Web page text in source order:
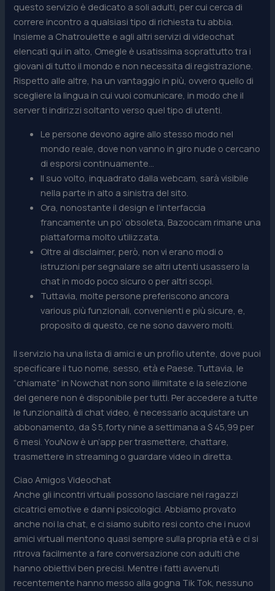
questo servizio è dedicato a soli adulti, per cui cerca di
correre incontro a qualsiasi tipo di richiesta tu abbia.
Insieme a Chatroulette e agli altri servizi di videochat
elencati qui in alto, Omegle è usatissima soprattutto tra i
giovani di tutto il mondo e non necessita di registrazione.
Rispetto alle altre, ha un vantaggio in più, ovvero quello di
scegliere la lingua in cui vuoi comunicare, in modo che il
server ti indirizzi soltanto verso quel tipo di utenti.
Le persone devono agire allo stesso modo nel
mondo reale, dove non vanno in giro nude o cercano
di esporsi continuamente…
Il suo volto, inquadrato dalla webcam, sarà visibile
nella parte in alto a sinistra del sito.
Ora, nonostante il design e l’interfaccia
francamente un po’ obsoleta, Bazoocam rimane una
piattaforma molto utilizzata.
Oltre ai disclaimer, però, non vi erano modi o
istruzioni per segnalare se altri utenti usassero la
chat in modo poco sicuro o per altri scopi.
Tuttavia, molte persone preferiscono ancora
various più funzionali, convenienti e più sicure, e,
proposito di questo, ce ne sono davvero molti.
Il servizio ha una lista di amici e un profilo utente, dove puoi
specificare il tuo nome, sesso, età e Paese. Tuttavia, le
“chiamate” in Nowchat non sono illimitate e la selezione
del genere non è disponibile per tutti. Per accedere a tutte
le funzionalità di chat video, è necessario acquistare un
abbonamento, da $ 5,forty nine a settimana a $ 45,99 per
6 mesi. YouNow è un’app per trasmettere, chattare,
trasmettere in streaming o guardare video in diretta.
Ciao Amigos Videochat
Anche gli incontri virtuali possono lasciare nei ragazzi
cicatrici emotive e danni psicologici. Abbiamo provato
anche noi la chat, e ci siamo subito resi conto che i nuovi
amici virtuali mentono quasi sempre sulla propria età e ci si
ritrova facilmente a fare conversazione con adulti che
hanno obiettivi ben precisi. Mentre i fatti avvenuti
recentemente hanno messo alla gogna Tik Tok, nessuno